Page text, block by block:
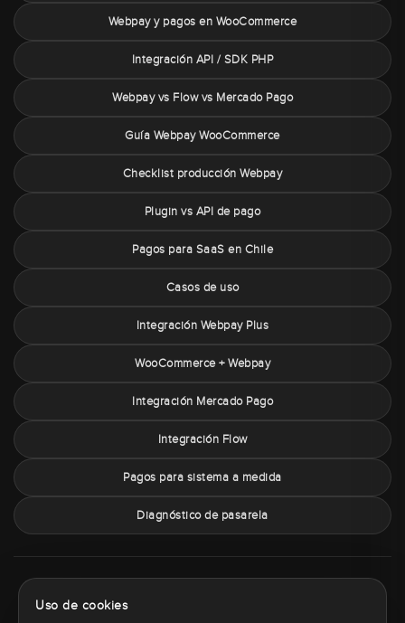
Webpay y pagos en WooCommerce
Integración API / SDK PHP
Webpay vs Flow vs Mercado Pago
Guía Webpay WooCommerce
Checklist producción Webpay
Plugin vs API de pago
Pagos para SaaS en Chile
Casos de uso
Integración Webpay Plus
WooCommerce + Webpay
Integración Mercado Pago
Integración Flow
Pagos para sistema a medida
Diagnóstico de pasarela
Política de cookies
Uso de cookies